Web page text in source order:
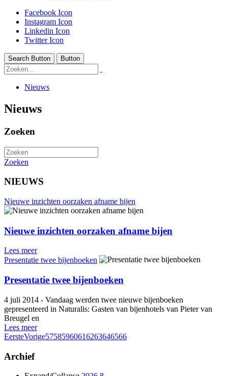
Facebook Icon
Instagram Icon
Linkedin Icon
Twitter Icon
Search Button Button
Nieuws
Nieuws
Zoeken
Zoeken
NIEUWS
Nieuwe inzichten oorzaken afname bijen
Nieuwe inzichten oorzaken afname bijen
Lees meer
Presentatie twee bijenboeken
Presentatie twee bijenboeken
4 juli 2014 - Vandaag werden twee nieuwe bijenboeken
gepresenteerd in Naturalis: Gasten van bijenhotels van Pieter van
Breugel en
Lees meer
EersteVorige57585960616263646566
Archief